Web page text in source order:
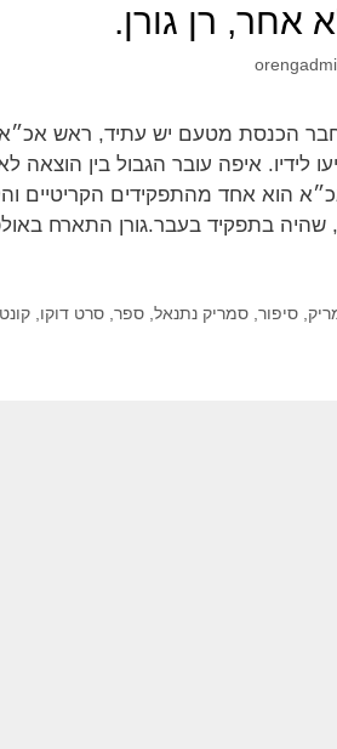
רן גורן.
הכנסת מטעם יש עתיד, ראש אכ״א
לידיו. איפה עובר הגבול בין
אכ״א הוא אחד מהתפקידים
שהיה בתפקיד בעבר.גורן התארח
, סיפור, סמריק נתנאל, ספר, סרט דוקו